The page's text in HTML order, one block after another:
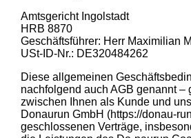
Amtsgericht Ingolstadt
HRB 8870
Geschäftsführer: Herr Maximilian
USt-ID-Nr.: DE320484262
Diese allgemeinen
nachfolgend auch AGB genannt –
zwischen Ihnen als Kunde und
Donaurun GmbH (https://donau-
geschlossenen Verträge,